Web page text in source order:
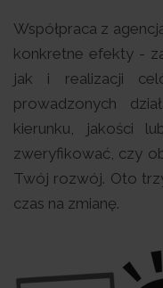
Współpraca z
konkretne efekty -
jak i realizacji
prowadzonych
kierunku, jakości
zweryfikować, czy
Twój rozwój. Oto
czas na zmianę.